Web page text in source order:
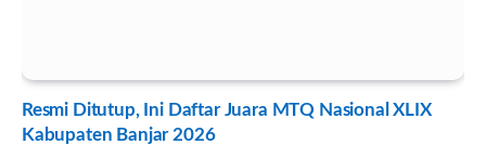
Resmi Ditutup, Ini Daftar Juara MTQ Nasional XLIX
Kabupaten Banjar 2026